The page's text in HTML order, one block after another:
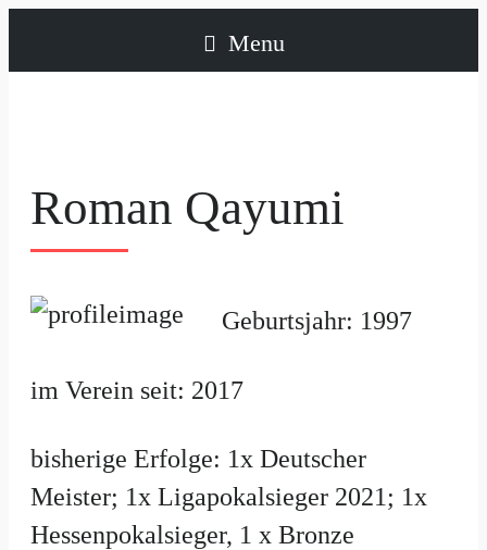
Menu
Roman Qayumi
Geburtsjahr: 1997
im Verein seit: 2017
bisherige Erfolge: 1x Deutscher
Meister; 1x Ligapokalsieger 2021; 1x
Hessenpokalsieger, 1 x Bronze